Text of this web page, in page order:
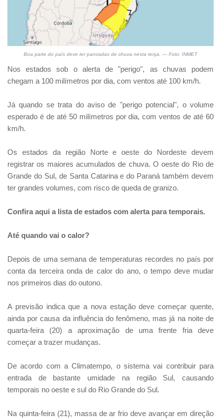
Boa parte do país deve ter pancadas de chuva nesta terça. — Foto: INMET
Nos estados sob o alerta de "perigo", as chuvas podem
chegam a 100 milímetros por dia, com ventos até 100 km/h.
Já quando se trata do aviso de "perigo potencial", o volume
esperado é de até 50 milímetros por dia, com ventos de até 60
km/h.
Os estados da região Norte e oeste do Nordeste devem
registrar os maiores acumulados de chuva. O oeste do Rio de
Grande do Sul, de Santa Catarina e do Paraná também devem
ter grandes volumes, com risco de queda de granizo.
Confira aqui a lista de estados com alerta para temporais.
Até quando vai o calor?
Depois de uma semana de temperaturas recordes no país por
conta da terceira onda de calor do ano, o tempo deve mudar
nos primeiros dias do outono.
A previsão indica que a nova estação deve começar quente,
ainda por causa da influência do fenômeno, mas já na noite de
quarta-feira (20) a aproximação de uma frente fria deve
começar a trazer mudanças.
De acordo com a Climatempo, o sistema vai contribuir para
entrada de bastante umidade na região Sul, causando
temporais no oeste e sul do Rio Grande do Sul.
Na quinta-feira (21), massa de ar frio deve avançar em direção